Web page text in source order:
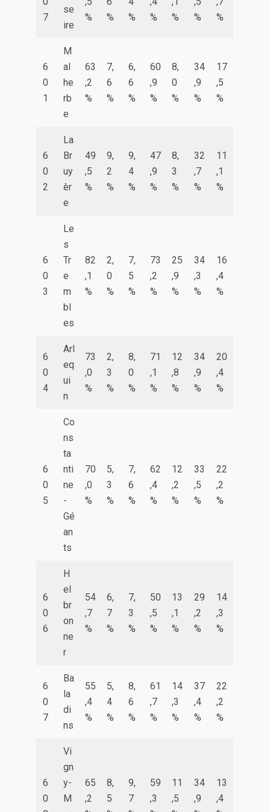
7
se
ire
%
%
%
%
%
%
%
6
0
1
M
al
he
rb
e
63
,2
%
7,
6
%
6,
6
%
60
,9
%
8,
0
%
34
,9
%
17
,5
%
6
0
2
La
Br
uy
èr
e
49
,5
%
9,
2
%
9,
4
%
47
,9
%
8,
3
%
32
,7
%
11
,1
%
6
0
3
Le
s
Tr
e
m
bl
es
82
,1
%
2,
0
%
7,
5
%
73
,2
%
25
,9
%
34
,3
%
16
,4
%
6
0
4
Arl
eq
ui
n
73
,0
%
2,
3
%
8,
0
%
71
,1
%
12
,8
%
34
,9
%
20
,4
%
6
0
5
Co
ns
ta
nti
ne
-
Gé
an
ts
70
,0
%
5,
3
%
7,
6
%
62
,4
%
12
,2
%
33
,5
%
22
,2
%
6
0
6
H
el
br
on
ne
r
54
,7
%
6,
7
%
7,
3
%
50
,5
%
13
,1
%
29
,2
%
14
,3
%
6
0
7
Ba
la
di
ns
55
,4
%
5,
4
%
8,
6
%
61
,7
%
14
,3
%
37
,4
%
22
,2
%
6
0
Vi
gn
y-
M
65
,2
8,
5
9,
7
59
,3
11
,5
34
,9
13
,4